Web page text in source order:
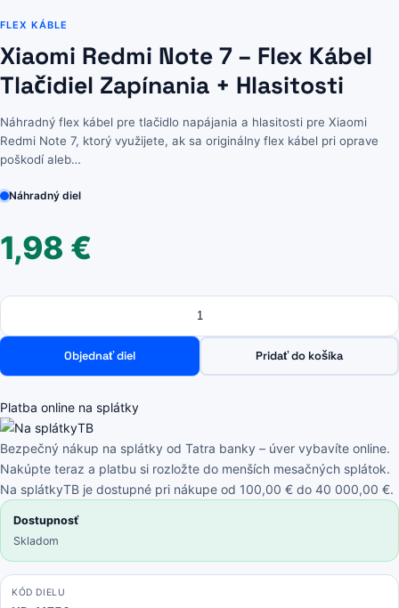
FLEX KÁBLE
Xiaomi Redmi Note 7 – Flex Kábel
Tlačidiel Zapínania + Hlasitosti
Náhradný flex kábel pre tlačidlo napájania a hlasitosti pre Xiaomi
Redmi Note 7, ktorý využijete, ak sa originálny flex kábel pri oprave
poškodí aleb…
Náhradný diel
1,98 €
Množstvo
množstvo
Xiaomi
Redmi
Note
-
Flex
Kábel
Tlačidiel
Zapínania
+
Hlasitosti
Objednať diel Pridať do košíka
Platba online na splátky
Bezpečný nákup na splátky od Tatra banky – úver vybavíte online.
Nakúpte teraz a platbu si rozložte do menších mesačných splátok.
Na splátkyTB je dostupné pri nákupe od 100,00 € do 40 000,00 €.
Dostupnosť
Skladom
KÓD DIELU